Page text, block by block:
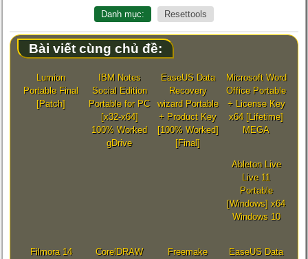
Danh mục: Resettools
Bài viết cùng chủ đề:
Lumion
Portable Final
[Patch]
IBM Notes
Social Edition
Portable for PC
[x32-x64]
100% Worked
gDrive
EaseUS Data
Recovery
wizard Portable
+ Product Key
[100% Worked]
[Final]
Microsoft Word
Office Portable
+ License Key
x64 [Lifetime]
MEGA
Ableton Live
Live 11
Portable
[Windows] x64
Windows 10
Filmora 14
CorelDRAW
Freemake
EaseUS Data